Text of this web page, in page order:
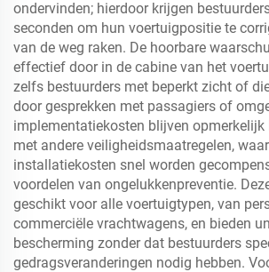
ondervinden; hierdoor krijgen
seconden om hun voertuigpositie te
van de weg raken. De hoorbare
effectief door in de cabine van het
zelfs bestuurders met beperkt zicht of
door gesprekken met passagiers of
implementatiekosten blijven opmerkelijk
met andere veiligheidsmaatregelen,
installatiekosten snel worden
voordelen van ongelukkenpreventie.
geschikt voor alle voertuigtypen, van
commerciële vrachtwagens, en bieden
bescherming zonder dat bestuurders
gedragsveranderingen nodig hebben.